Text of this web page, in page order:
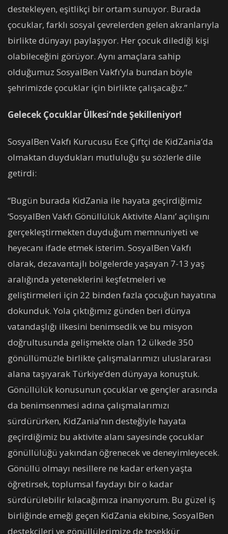
destekleyen, eşitlikçi bir ortam sunuyor. Burada
çocuklar, farklı sosyal çevrelerden gelen akranlarıyla
birlikte dünyayı paylaşıyor. Her çocuk dilediği kişi
olabileceğini görüyor. Aynı amaçlara sahip
olduğumuz SosyalBen Vakfı’yla bundan böyle
şehrimizde çocuklar için birlikte çalışacağız.”
Gelecek Çocuklar Ülkesi’nde Şekilleniyor!
SosyalBen Vakfı Kurucusu Ece Çiftçi de KidZania’da
olmaktan duydukları mutluluğu şu sözlerle dile
getirdi:
“Bugün burada KidZania ile hayata geçirdiğimiz
‘SosyalBen Vakfı Gönüllülük Aktivite Alanı’ açılışını
gerçekleştirmekten duyduğum memnuniyeti ve
heyecanı ifade etmek isterim. SosyalBen Vakfı
olarak, dezavantajlı bölgelerde yaşayan 7-13 yaş
aralığında yeteneklerini keşfetmeleri ve
geliştirmeleri için 22 binden fazla çocuğun hayatına
dokunduk. Yola çıktığımız günden beri dünya
vatandaşlığı ilkesini benimsedik ve bu misyon
doğrultusunda gelişmekte olan 12 ülkede 350
gönüllümüzle birlikte çalışmalarımızı uluslararası
alana taşıyarak Türkiye’den dünyaya konuştuk.
Gönüllülük konusunun çocuklar ve gençler arasında
da benimsenmesi adına çalışmalarımızı
sürdürürken, KidZania’nın desteğiyle hayata
geçirdiğimiz bu aktivite alanı sayesinde çocuklar
gönüllülüğü yakından öğrenecek ve deneyimleyecek.
Gönüllü olmayı nesillere ne kadar erken yaşta
öğretirsek, toplumsal faydayı bir o kadar
sürdürülebilir kılacağımıza inanıyorum. Bu güzel iş
birliğinde emeği geçen KidZania ekibine, SosyalBen
destekçileri ve gönüllülerimize de teşekkür